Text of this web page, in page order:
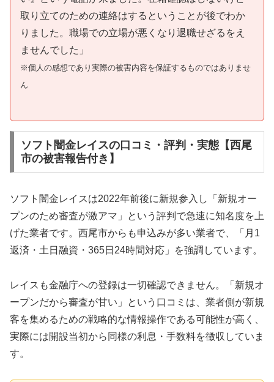
取り立てのための連絡はするということが後でわか
りました。職場での立場が悪くなり退職せざるをえ
ませんでした」
※個人の感想であり実際の被害内容を保証するものではありませ
ん
ソフト闇金レイスの口コミ・評判・実態【西尾
市の被害報告付き】
ソフト闇金レイスは2022年前後に新規参入し「新規オー
プンのため審査が激アマ」という評判で急速に知名度を上
げた業者です。西尾市からも申込みが多い業者で、「月1
返済・土日融資・365日24時間対応」を強調しています。
レイスも金融庁への登録は一切確認できません。「新規オ
ープンだから審査が甘い」という口コミは、業者側が新規
客を集めるための戦略的な情報操作である可能性が高く、
実際には開設当初から同様の利息・手数料を徴収していま
す。